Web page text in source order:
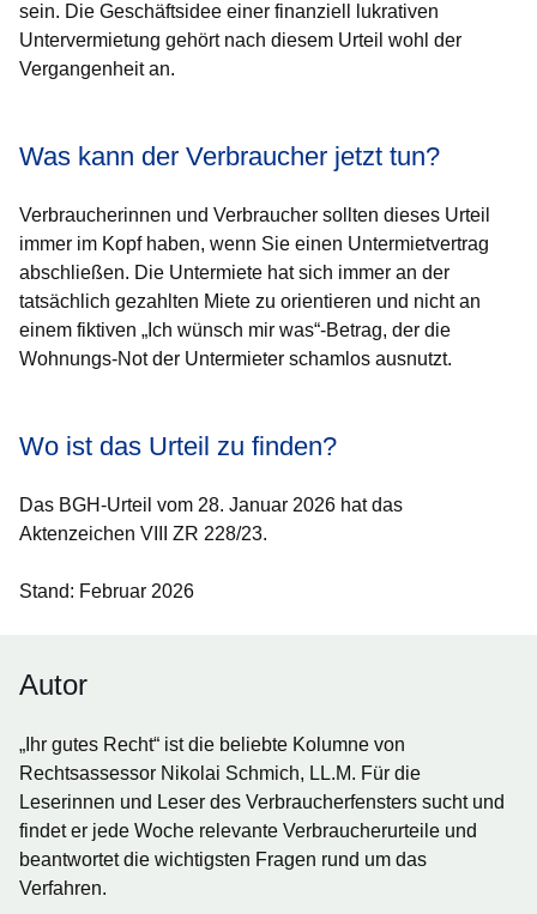
sein. Die Geschäftsidee einer finanziell lukrativen
Untervermietung gehört nach diesem Urteil wohl der
Vergangenheit an.
Was kann der Verbraucher jetzt tun?
Verbraucherinnen und Verbraucher sollten dieses Urteil
immer im Kopf haben, wenn Sie einen Untermietvertrag
abschließen. Die Untermiete hat sich immer an der
tatsächlich gezahlten Miete zu orientieren und nicht an
einem fiktiven „Ich wünsch mir was“-Betrag, der die
Wohnungs-Not der Untermieter schamlos ausnutzt.
Wo ist das Urteil zu finden?
Das BGH-Urteil vom 28. Januar 2026 hat das
Aktenzeichen VIII ZR 228/23.
Stand: Februar 2026
Autor
„Ihr gutes Recht“ ist die beliebte Kolumne von
Rechtsassessor Nikolai Schmich, LL.M. Für die
Leserinnen und Leser des Verbraucherfensters sucht und
findet er jede Woche relevante Verbraucherurteile und
beantwortet die wichtigsten Fragen rund um das
Verfahren.